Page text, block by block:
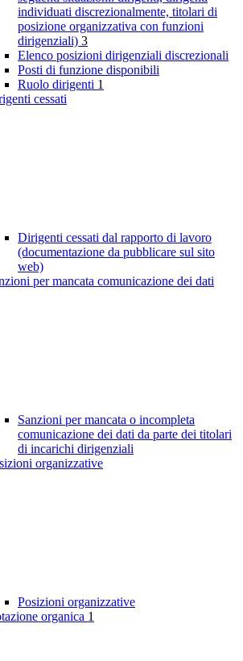
individuati discrezionalmente, titolari di
posizione organizzativa con funzioni
dirigenziali) 3
Elenco posizioni dirigenziali discrezionali
Posti di funzione disponibili
Ruolo dirigenti 1
cessati
Dirigenti cessati dal rapporto di lavoro
(documentazione da pubblicare sul sito
web)
per mancata comunicazione dei dati
Sanzioni per mancata o incompleta
comunicazione dei dati da parte dei titolari
di incarichi dirigenziali
organizzative
Posizioni organizzative
organica 1